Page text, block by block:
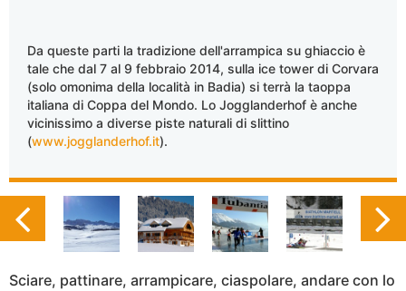
Da queste parti la tradizione dell'arrampica su ghiaccio è
tale che dal 7 al 9 febbraio 2014, sulla ice tower di Corvara
(solo omonima della località in Badia) si terrà la taoppa
italiana di Coppa del Mondo. Lo Jogglanderhof è anche
vicinissimo a diverse piste naturali di slittino
(www.jogglanderhof.it).
Sciare, pattinare, arrampicare, ciaspolare, andare con lo